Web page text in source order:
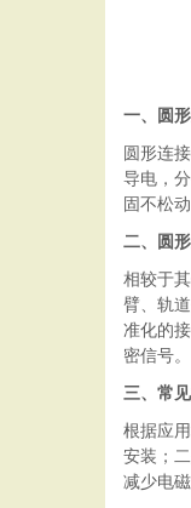
一、圆
圆形连
导电，
固不松
二、圆
相较于
臂、轨
准化的
密信号。
三、常
根据应
安装；
减少电